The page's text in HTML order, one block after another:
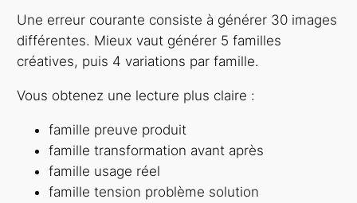
Une erreur courante consiste à générer 30 images
différentes. Mieux vaut générer 5 familles
créatives, puis 4 variations par famille.
Vous obtenez une lecture plus claire :
famille preuve produit
famille transformation avant après
famille usage réel
famille tension problème solution